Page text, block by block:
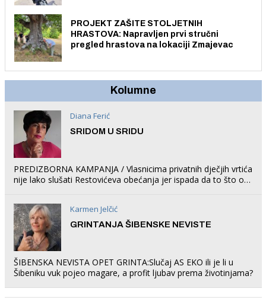
PROJEKT ZAŠITE STOLJETNIH
HRASTOVA: Napravljen prvi stručni
pregled hrastova na lokaciji Zmajevac
Kolumne
Diana Ferić
SRIDOM U SRIDU
PREDIZBORNA KAMPANJA / Vlasnicima privatnih dječjih vrtića
nije lako slušati Restovićeva obećanja jer ispada da to što oni
Karmen Jelčić
GRINTANJA ŠIBENSKE NEVISTE
ŠIBENSKA NEVISTA OPET GRINTA:Slučaj AS EKO ili je li u
Šibeniku vuk pojeo magare, a profit ljubav prema životinjama?